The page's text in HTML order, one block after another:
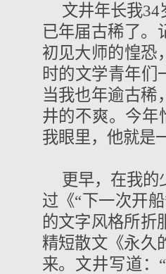
文井年长我
已年届古稀了。
初见大师的惶恐
时的文学青年们
当我也年逾古稀
井的不爽。今年
我眼里，他就是
更早，在我的
过《“下一次开
的文字风格所折
精短散文《永久
来。文井写道：